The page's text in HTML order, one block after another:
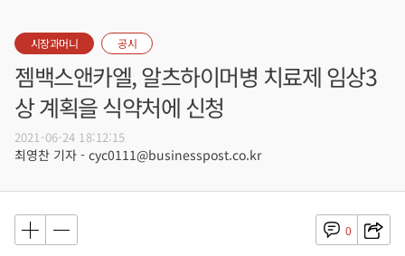
시장과머니 공시
젬백스앤카엘, 알츠하이머병 치료제 임상3
상 계획을 식약처에 신청
2021-06-24 18:12:15
최영찬 기자 - cyc0111@businesspost.co.kr
0